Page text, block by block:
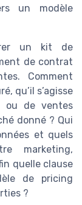
un modèle
un kit de
de contrat
Comment
qu’il s’agisse
ou de ventes
donné ? Qui
et quels
marketing,
quelle clause
de pricing
?